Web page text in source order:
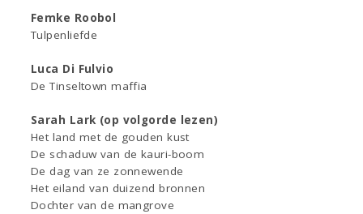
Femke Roobol
Tulpenliefde
Luca Di Fulvio
De Tinseltown maffia
Sarah Lark (op volgorde lezen)
Het land met de gouden kust
De schaduw van de kauri-boom
De dag van ze zonnewende
Het eiland van duizend bronnen
Dochter van de mangrove